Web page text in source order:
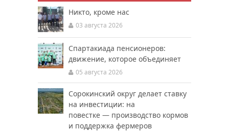
Никто, кроме нас
03 августа 2026
Спартакиада пенсионеров:
движение, которое объединяет
05 августа 2026
Сорокинский округ делает ставку
на инвестиции: на
повестке — производство кормов
и поддержка фермеров